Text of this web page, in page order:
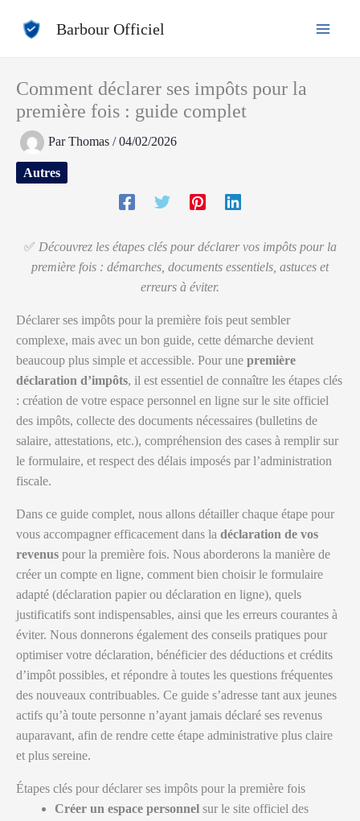
Barbour Officiel
Comment déclarer ses impôts pour la
première fois : guide complet
ParThomas /04/02/2026
Autres
✅ Découvrez les étapes clés pour déclarer vos impôts pour la
première fois : démarches, documents essentiels, astuces et
erreurs à éviter.
Déclarer ses impôts pour la première fois peut sembler
complexe, mais avec un bon guide, cette démarche devient
beaucoup plus simple et accessible. Pour une première
déclaration d’impôts, il est essentiel de connaître les étapes clés
: création de votre espace personnel en ligne sur le site officiel
des impôts, collecte des documents nécessaires (bulletins de
salaire, attestations, etc.), compréhension des cases à remplir sur
le formulaire, et respect des délais imposés par l’administration
fiscale.
Dans ce guide complet, nous allons détailler chaque étape pour
vous accompagner efficacement dans la déclaration de vos
revenus pour la première fois. Nous aborderons la manière de
créer un compte en ligne, comment bien choisir le formulaire
adapté (déclaration papier ou déclaration en ligne), quels
justificatifs sont indispensables, ainsi que les erreurs courantes à
éviter. Nous donnerons également des conseils pratiques pour
optimiser votre déclaration, bénéficier des déductions et crédits
d’impôt possibles, et répondre à toutes les questions fréquentes
des nouveaux contribuables. Ce guide s’adresse tant aux jeunes
actifs qu’à toute personne n’ayant jamais déclaré ses revenus
auparavant, afin de rendre cette étape administrative plus claire
et plus sereine.
Étapes clés pour déclarer ses impôts pour la première fois
Créer un espace personnel sur le site officiel des